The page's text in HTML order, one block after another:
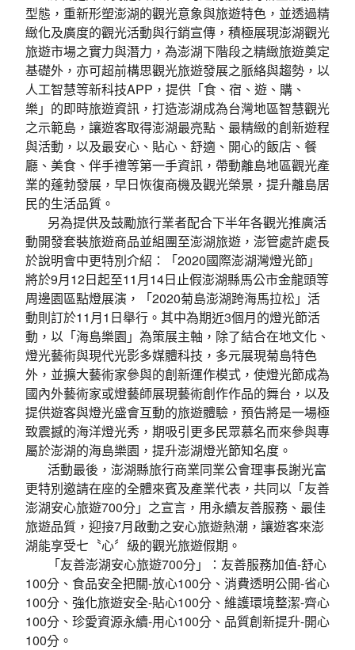
型態，重新形塑澎湖的觀光意象與旅遊特色，並透過精
緻化及廣度的觀光活動與行銷宣傳，積極展現澎湖觀光
旅遊市場之實力與潛力，為澎湖下階段之精緻旅遊奠定
基礎外，亦可超前構思觀光旅遊發展之脈絡與趨勢，以
人工智慧等新科技APP，提供「食、宿、遊、購、
樂」的即時旅遊資訊，打造澎湖成為台灣地區智慧觀光
之示範島，讓遊客取得澎湖最亮點、最精緻的創新遊程
與活動，以及最安心、貼心、舒適、開心的飯店、餐
廳、美食、伴手禮等第一手資訊，帶動離島地區觀光產
業的蓬勃發展，早日恢復商機及觀光榮景，提升離島居
民的生活品質。
另為提供及鼓勵旅行業者配合下半年各觀光推廣活
動開發套裝旅遊商品並組團至澎湖旅遊，澎管處許處長
於說明會中更特別介紹：「2020國際澎湖灣燈光節」
將於9月12日起至11月14日止假澎湖縣馬公市金龍頭等
周邊園區點燈展演，「2020菊島澎湖跨海馬拉松」活
動則訂於11月1日舉行。其中為期近3個月的燈光節活
動，以「海島樂園」為策展主軸，除了結合在地文化、
燈光藝術與現代光影多媒體科技，多元展現菊島特色
外，並擴大藝術家參與的創新運作模式，使燈光節成為
國內外藝術家或燈藝師展現藝術創作作品的舞台，以及
提供遊客與燈光盛會互動的旅遊體驗，預告將是一場極
致震撼的海洋燈光秀，期吸引更多民眾慕名而來參與專
屬於澎湖的海島樂園，提升澎湖燈光節知名度。
活動最後，澎湖縣旅行商業同業公會理事長謝光富
更特別邀請在座的全體來賓及產業代表，共同以「友善
澎湖安心旅遊700分」之宣言，用永續友善服務、最佳
旅遊品質，迎接7月啟動之安心旅遊熱潮，讓遊客來澎
湖能享受七〝心〞級的觀光旅遊假期。
「友善澎湖安心旅遊700分」：友善服務加值-舒心
100分、食品安全把關-放心100分、消費透明公開-省心
100分、強化旅遊安全-貼心100分、維護環境整潔-齊心
100分、珍愛資源永續-用心100分、品質創新提升-開心
100分。